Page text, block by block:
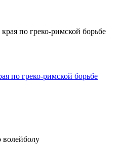
по греко-римской борьбе